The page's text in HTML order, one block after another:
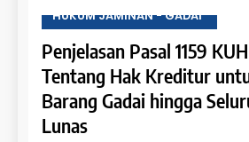
HUKUM JAMINAN - GADAI
Penjelasan Pasal 1159
Tentang Hak Kreditur
Barang Gadai hingga
Lunas